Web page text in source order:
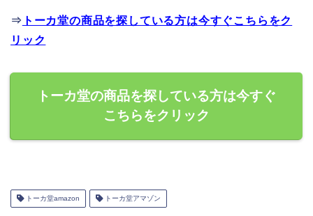
⇒ トーカ堂の商品を探している方は今すぐこちらをク
リック
トーカ堂の商品を探している方は今すぐ
こちらをクリック
トーカ堂amazon トーカ堂アマゾン